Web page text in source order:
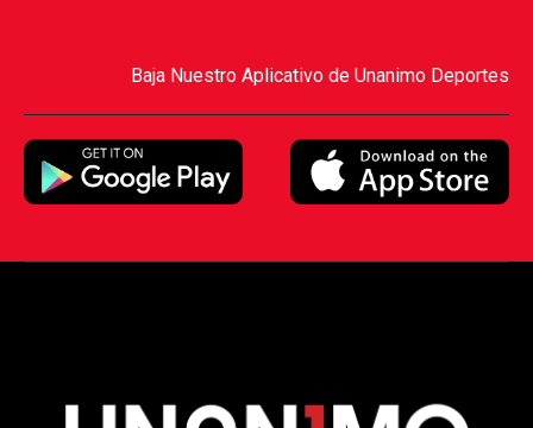
Baja Nuestro Aplicativo de Unanimo Deportes